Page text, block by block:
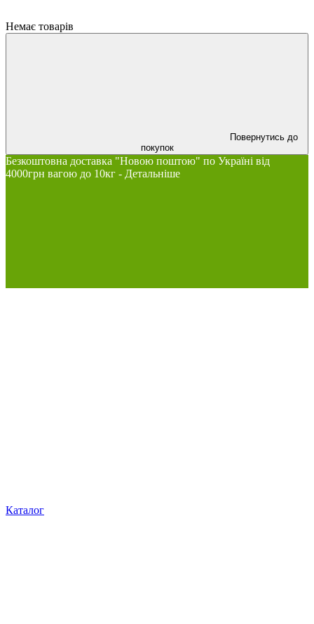
Немає товарів
Повернутись до
покупок
Безкоштовна доставка "Новою поштою" по Україні від
4000грн вагою до 10кг - Детальніше
Каталог